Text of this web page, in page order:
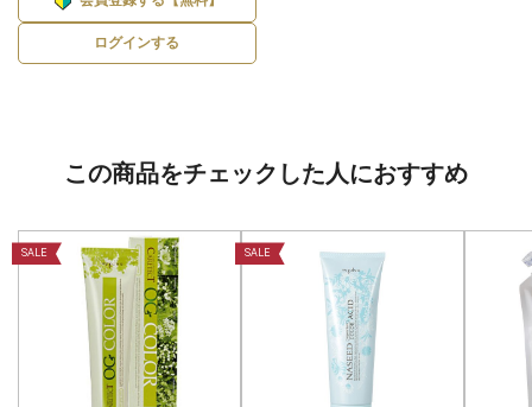
ログインする
この商品をチェックした人におすすめ
SALE SALE